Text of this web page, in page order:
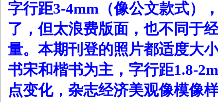
字行距3-4mm（像公文款式）
了，但太浪费版面，也不同于
量。本期刊登的照片都适度大
书宋和楷书为主，字行距1.8-
点变化，杂志经济美观像模像